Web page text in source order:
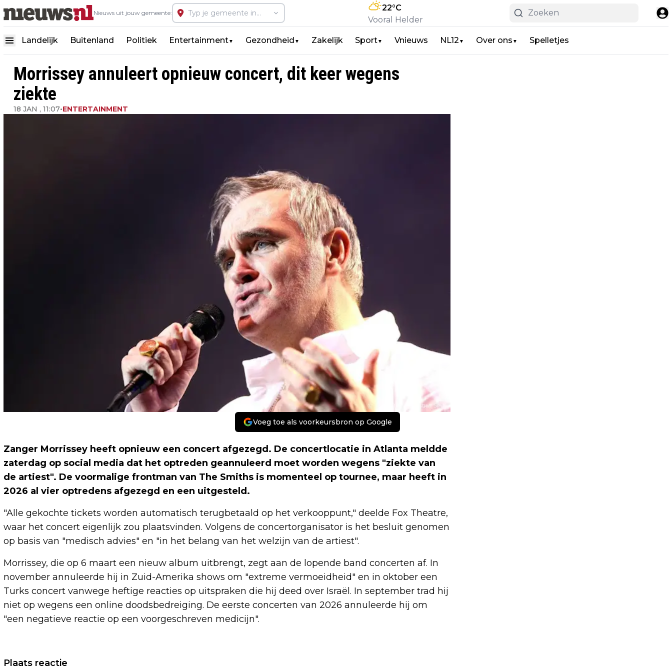
Nieuws uit jouw gemeente:
22°C
Vooral Helder
Landelijk Buitenland Politiek Entertainment▼ Gezondheid ▼ Zakelijk Sport▼ Vnieuws NL12 ▼ Over ons ▼ Spelletjes
Morrissey annuleert opnieuw concert, dit keer wegens
ziekte
18 JAN , 11:07•ENTERTAINMENT
Voeg toe als voorkeursbron op Google
Zanger Morrissey heeft opnieuw een concert afgezegd. De concertlocatie in Atlanta meldde
zaterdag op social media dat het optreden geannuleerd moet worden wegens "ziekte van
de artiest". De voormalige frontman van The Smiths is momenteel op tournee, maar heeft in
2026 al vier optredens afgezegd en een uitgesteld.
"Alle gekochte tickets worden automatisch terugbetaald op het verkooppunt," deelde Fox Theatre,
waar het concert eigenlijk zou plaatsvinden. Volgens de concertorganisator is het besluit genomen
op basis van "medisch advies" en "in het belang van het welzijn van de artiest".
Morrissey, die op 6 maart een nieuw album uitbrengt, zegt aan de lopende band concerten af. In
november annuleerde hij in Zuid-Amerika shows om "extreme vermoeidheid" en in oktober een
Turks concert vanwege heftige reacties op uitspraken die hij deed over Israël. In september trad hij
niet op wegens een online doodsbedreiging. De eerste concerten van 2026 annuleerde hij om
"een negatieve reactie op een voorgeschreven medicijn".
Vorig artikel
Plaats reactie